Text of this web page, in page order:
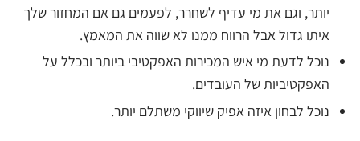
יותר, וגם את מי עדיף לשחרר, לפעמים גם אם המחזור שלך
איתו גדול אבל הרווח ממנו לא שווה את המאמץ.
נוכל לדעת מי איש המכירות האפקטיבי ביותר ובכלל על
האפקטיביות של העובדים.
נוכל לבחון איזה אפיק שיווקי משתלם יותר.